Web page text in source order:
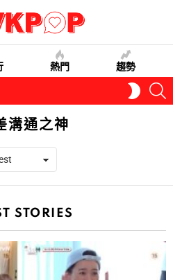
熱門 趨勢
SKIN
溝通之神
STORIES